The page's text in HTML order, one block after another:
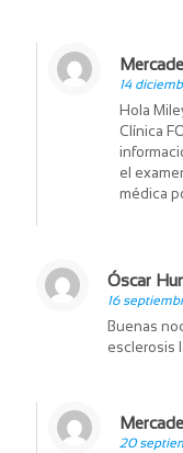
14
Hola
Clínica
el
médica
Óscar
16
Buenas
esclerosis
20